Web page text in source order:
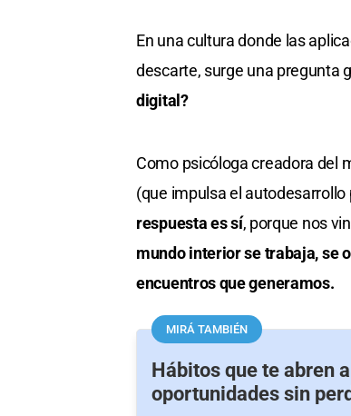
En una cultura donde las
descarte, surge una pregunta
digital?
Como psicóloga creadora del
(que impulsa el
respuesta es sí, porque nos
mundo interior se trabaja, se
encuentros que generamos.
MIRÁ TAMBIÉN
Hábitos que te abren
oportunidades sin